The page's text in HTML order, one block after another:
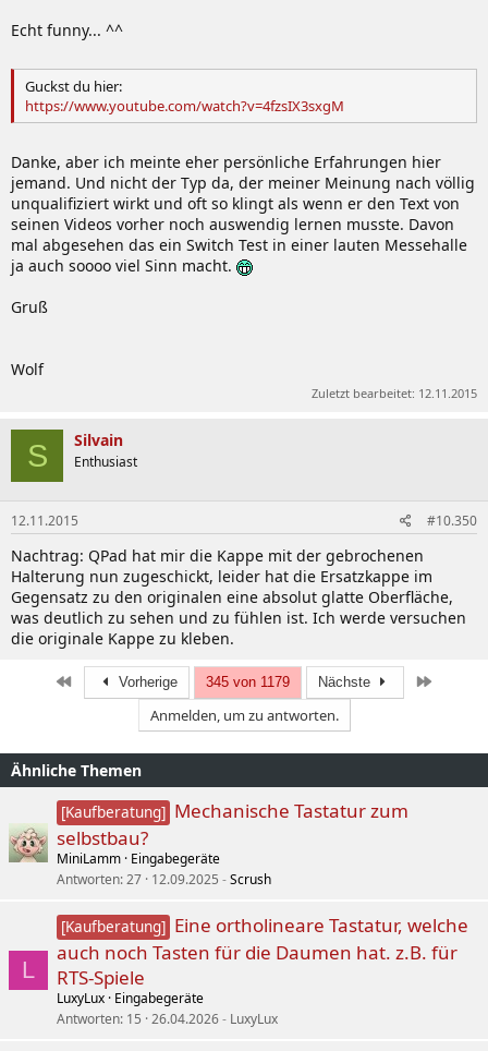
Echt funny... ^^
Guckst du hier:
https://www.youtube.com/watch?v=4fzsIX3sxgM
Danke, aber ich meinte eher persönliche Erfahrungen hier
jemand. Und nicht der Typ da, der meiner Meinung nach völlig
unqualifiziert wirkt und oft so klingt als wenn er den Text von
seinen Videos vorher noch auswendig lernen musste. Davon
mal abgesehen das ein Switch Test in einer lauten Messehalle
ja auch soooo viel Sinn macht.
Gruß
Wolf
Zuletzt bearbeitet: 12.11.2015
S Silvain
Enthusiast
12.11.2015 #10.350
Nachtrag: QPad hat mir die Kappe mit der gebrochenen
Halterung nun zugeschickt, leider hat die Ersatzkappe im
Gegensatz zu den originalen eine absolut glatte Oberfläche,
was deutlich zu sehen und zu fühlen ist. Ich werde versuchen
die originale Kappe zu kleben.
Erste Vorherige 345 von 1179 Nächste
Anmelden, um zu antworten.
Ähnliche Themen
[Kaufberatung] Mechanische Tastatur zum
selbstbau?
MiniLamm Eingabegeräte
Antworten 27 12.09.2025 Scrush
L
[Kaufberatung] Eine ortholineare Tastatur, welche
auch noch Tasten für die Daumen hat. z.B. für
RTS-Spiele
LuxyLux Eingabegeräte
Antworten 15 26.04.2026 LuxyLux